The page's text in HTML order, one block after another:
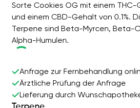
Sorte Cookies OG mit einem THC-
und einem CBD-Gehalt von 0.1%.
Terpene sind Beta-Myrcen, Beta-
Alpha-Humulen.
Anfrage zur Fernbehandlung
Ärztliche Prüfung der Anfrage
Lieferung durch